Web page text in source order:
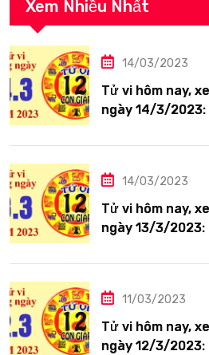
Xem Nhiều Nhất
14/03/2023
Tử vi hôm nay,
ngày 14/3/2023:
14/03/2023
Tử vi hôm nay,
ngày 13/3/2023:
11/03/2023
Tử vi hôm nay,
ngày 12/3/2023: